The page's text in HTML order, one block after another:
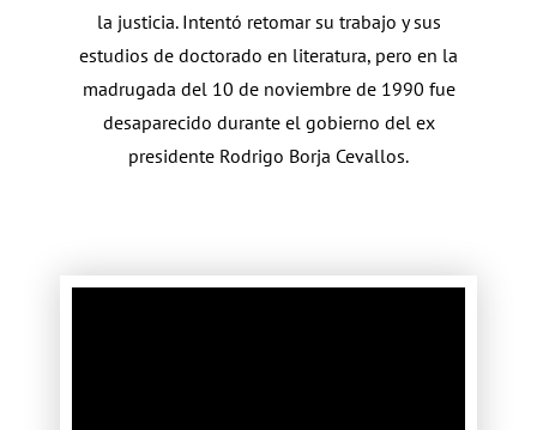
la justicia. Intentó retomar su trabajo y sus
estudios de doctorado en literatura, pero en la
madrugada del 10 de noviembre de 1990 fue
desaparecido durante el gobierno del ex
presidente Rodrigo Borja Cevallos.